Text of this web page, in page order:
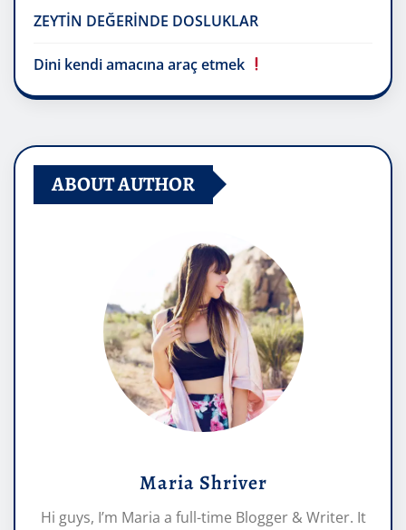
ZEYTİN DEĞERİNDE DOSLUKLAR
Dini kendi amacına araç etmek
ABOUT AUTHOR
Maria Shriver
Hi guys, I’m Maria a full-time Blogger & Writer. It